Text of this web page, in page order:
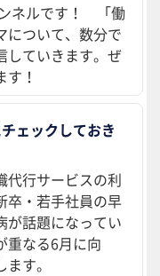
ネルです！ 「働
について、数分で
していきます。ぜ
！
ェックしておき
代行サービスの利
卒・若手社員の早
が話題になってい
重なる6月に向
す。